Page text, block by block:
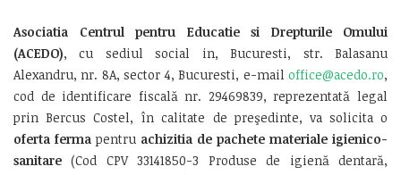
Asociatia Centrul pentru Educatie si Drepturile Omului
(ACEDO), cu sediul social in, Bucuresti, str. Balasanu
Alexandru, nr. 8A, sector 4, Bucuresti, e-mail office@acedo.ro,
cod de identificare fiscală nr. 29469839, reprezentată legal
prin Bercus Costel, în calitate de preşedinte, va solicita o
oferta ferma pentru achizitia de pachete materiale igienico-
sanitare (Cod CPV 33141850-3 Produse de igienă dentară,